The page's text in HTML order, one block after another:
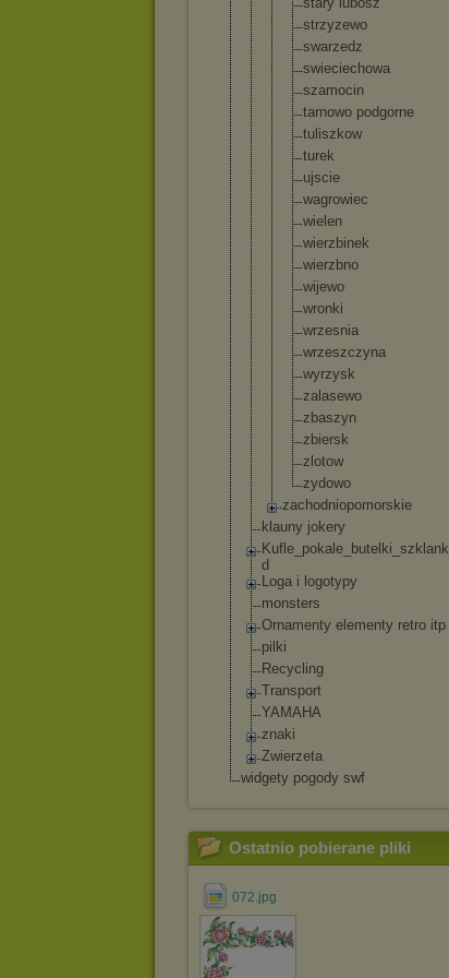
strzyzewo
swarzedz
swieciec howa
szamocin
tarnowo podgorne
tuliszkow
turek
ujscie
wagrowiec
wielen
wierzbinek
wierzbno
wijewo
wronki
wrzesnia
wrzeszczyna
wyrzysk
zalasewo
zbaszyn
zbiersk
zlotow
zydowo
zachodniopomorskie
klauny jokery
Kufle_pokale_butelki_szklank
d
Loga i logotypy
monsters
Ornamenty elementy retro itp
pilki
Recycling
Transport
YAMAHA
znaki
Zwierzeta
widgety pogody swf
Ostatnio pobierane pliki
072.jpg